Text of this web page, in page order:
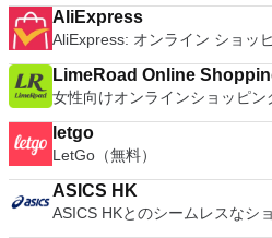
AliExpress
AliExpress: オンライン ショッ
LimeRoad Online
Kids
女性向けオンラインショッピ
letgo
LetGo（無料）
ASICS HK
ASICS HKとのシームレスなシ